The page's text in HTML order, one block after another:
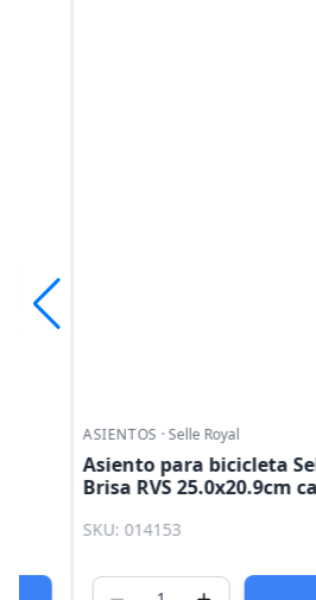
ASIENTOS·Selle Royal
Asiento para bicicleta Selle
Brisa RVS 25.0x20.9cm cafe
SKU: 014153